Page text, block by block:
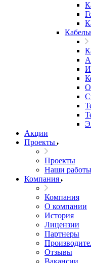
Акции
Проекты
Проекты
Наши работы
Компания
Компания
О компании
История
Лицензии
Партнеры
Отзывы
Вакансии